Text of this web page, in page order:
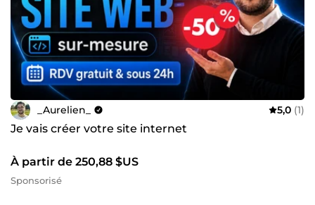
_Aurelien_ 5,0 (1)
Je vais créer votre site internet
À partir de 250,88 $US
Sponsorisé